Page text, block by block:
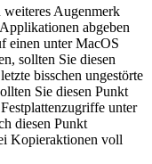
Augenmerk
abgeben
einen unter MacOS
sollten Sie diesen
bisschen ungestörte
Sie diesen Punkt
unter
diesen Punkt
Kopieraktionen voll